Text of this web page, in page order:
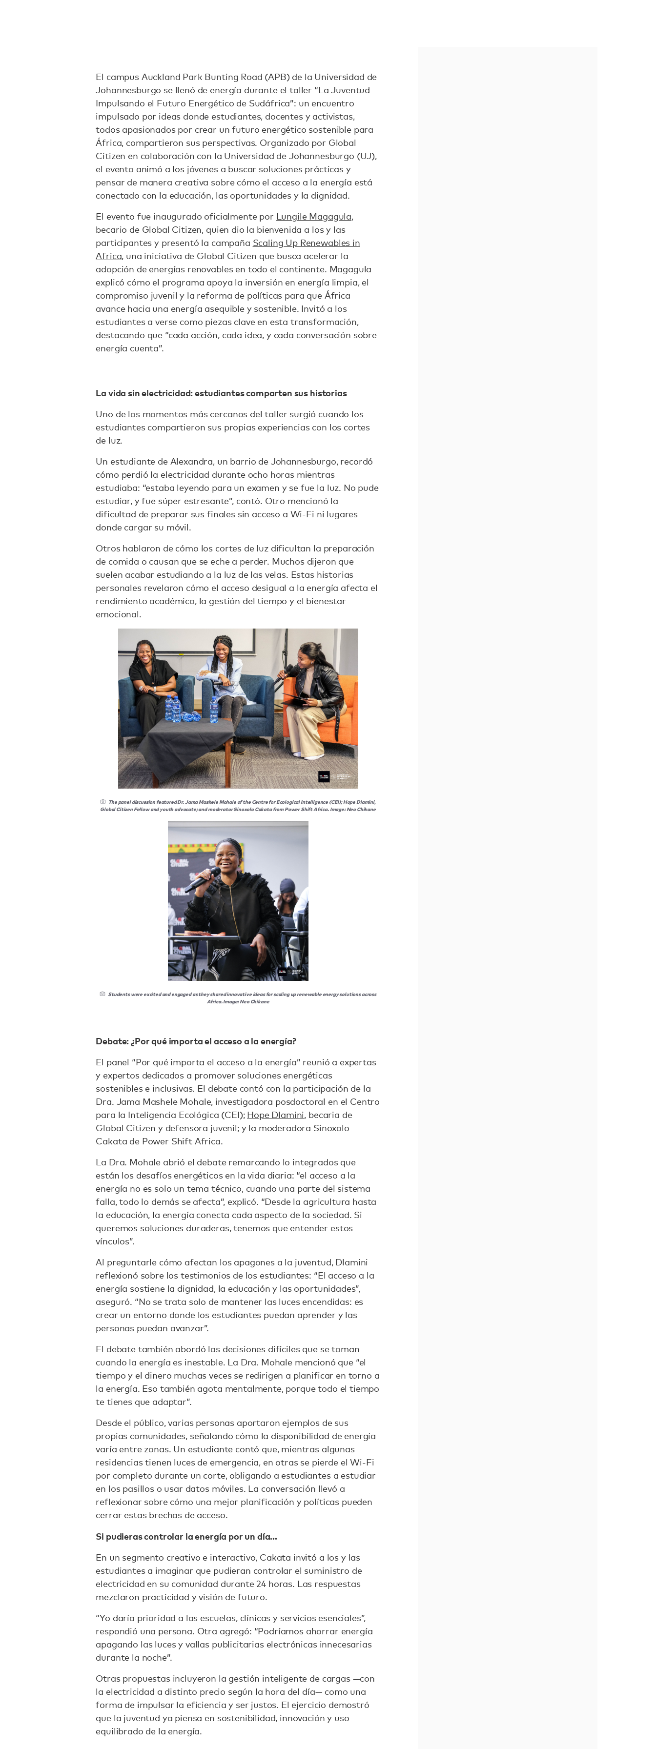
El campus Auckland Park Bunting Road (APB) de la Universidad de
Johannesburgo se llenó de energía durante el taller “La Juventud
Impulsando el Futuro Energético de Sudáfrica”: un encuentro
impulsado por ideas donde estudiantes, docentes y activistas,
todos apasionados por crear un futuro energético sostenible para
África, compartieron sus perspectivas. Organizado por Global
Citizen en colaboración con la Universidad de Johannesburgo (UJ),
el evento animó a los jóvenes a buscar soluciones prácticas y
pensar de manera creativa sobre cómo el acceso a la energía está
conectado con la educación, las oportunidades y la dignidad.
El evento fue inaugurado oficialmente por Lungile Magagula,
becario de Global Citizen, quien dio la bienvenida a los y las
participantes y presentó la campaña Scaling Up Renewables in
Africa, una iniciativa de Global Citizen que busca acelerar la
adopción de energías renovables en todo el continente. Magagula
explicó cómo el programa apoya la inversión en energía limpia, el
compromiso juvenil y la reforma de políticas para que África
avance hacia una energía asequible y sostenible. Invitó a los
estudiantes a verse como piezas clave en esta transformación,
destacando que “cada acción, cada idea, y cada conversación sobre
energía cuenta”.
La vida sin electricidad: estudiantes comparten sus historias
Uno de los momentos más cercanos del taller surgió cuando los
estudiantes compartieron sus propias experiencias con los cortes
de luz.
Un estudiante de Alexandra, un barrio de Johannesburgo, recordó
cómo perdió la electricidad durante ocho horas mientras
estudiaba: “estaba leyendo para un examen y se fue la luz. No pude
estudiar, y fue súper estresante”, contó. Otro mencionó la
dificultad de preparar sus finales sin acceso a Wi-Fi ni lugares
donde cargar su móvil.
Otros hablaron de cómo los cortes de luz dificultan la preparación
de comida o causan que se eche a perder. Muchos dijeron que
suelen acabar estudiando a la luz de las velas. Estas historias
personales revelaron cómo el acceso desigual a la energía afecta el
rendimiento académico, la gestión del tiempo y el bienestar
emocional.
The panel discussion featured Dr. Jama Mashele Mohale of the Centre for Ecological Intelligence (CEI); Hope Dlamini,
Global Citizen Fellow and youth advocate; and moderator Sinoxolo Cakata from Power Shift Africa. Image: Neo Chikane
Students were excited and engaged as they shared innovative ideas for scaling up renewable energy solutions across
Africa. Image: Neo Chikane
Debate: ¿Por qué importa el acceso a la energía?
El panel “Por qué importa el acceso a la energía” reunió a expertas
y expertos dedicados a promover soluciones energéticas
sostenibles e inclusivas. El debate contó con la participación de la
Dra. Jama Mashele Mohale, investigadora posdoctoral en el Centro
para la Inteligencia Ecológica (CEI); Hope Dlamini, becaria de
Global Citizen y defensora juvenil; y la moderadora Sinoxolo
Cakata de Power Shift Africa.
La Dra. Mohale abrió el debate remarcando lo integrados que
están los desafíos energéticos en la vida diaria: “el acceso a la
energía no es solo un tema técnico, cuando una parte del sistema
falla, todo lo demás se afecta”, explicó. “Desde la agricultura hasta
la educación, la energía conecta cada aspecto de la sociedad. Si
queremos soluciones duraderas, tenemos que entender estos
vínculos”.
Al preguntarle cómo afectan los apagones a la juventud, Dlamini
reflexionó sobre los testimonios de los estudiantes: “El acceso a la
energía sostiene la dignidad, la educación y las oportunidades”,
aseguró. “No se trata solo de mantener las luces encendidas: es
crear un entorno donde los estudiantes puedan aprender y las
personas puedan avanzar”.
El debate también abordó las decisiones difíciles que se toman
cuando la energía es inestable. La Dra. Mohale mencionó que “el
tiempo y el dinero muchas veces se redirigen a planificar en torno a
la energía. Eso también agota mentalmente, porque todo el tiempo
te tienes que adaptar”.
Desde el público, varias personas aportaron ejemplos de sus
propias comunidades, señalando cómo la disponibilidad de energía
varía entre zonas. Un estudiante contó que, mientras algunas
residencias tienen luces de emergencia, en otras se pierde el Wi-Fi
por completo durante un corte, obligando a estudiantes a estudiar
en los pasillos o usar datos móviles. La conversación llevó a
reflexionar sobre cómo una mejor planificación y políticas pueden
cerrar estas brechas de acceso.
Si pudieras controlar la energía por un día…
En un segmento creativo e interactivo, Cakata invitó a los y las
estudiantes a imaginar que pudieran controlar el suministro de
electricidad en su comunidad durante 24 horas. Las respuestas
mezclaron practicidad y visión de futuro.
“Yo daría prioridad a las escuelas, clínicas y servicios esenciales”,
respondió una persona. Otra agregó: “Podríamos ahorrar energía
apagando las luces y vallas publicitarias electrónicas innecesarias
durante la noche”.
Otras propuestas incluyeron la gestión inteligente de cargas —con
la electricidad a distinto precio según la hora del día— como una
forma de impulsar la eficiencia y ser justos. El ejercicio demostró
que la juventud ya piensa en sostenibilidad, innovación y uso
equilibrado de la energía.